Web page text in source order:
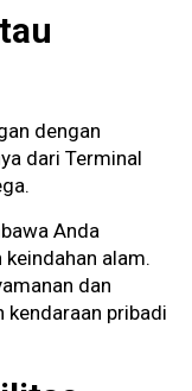
dengan
dari Terminal
Anda
alam.
dan
kendaraan pribadi